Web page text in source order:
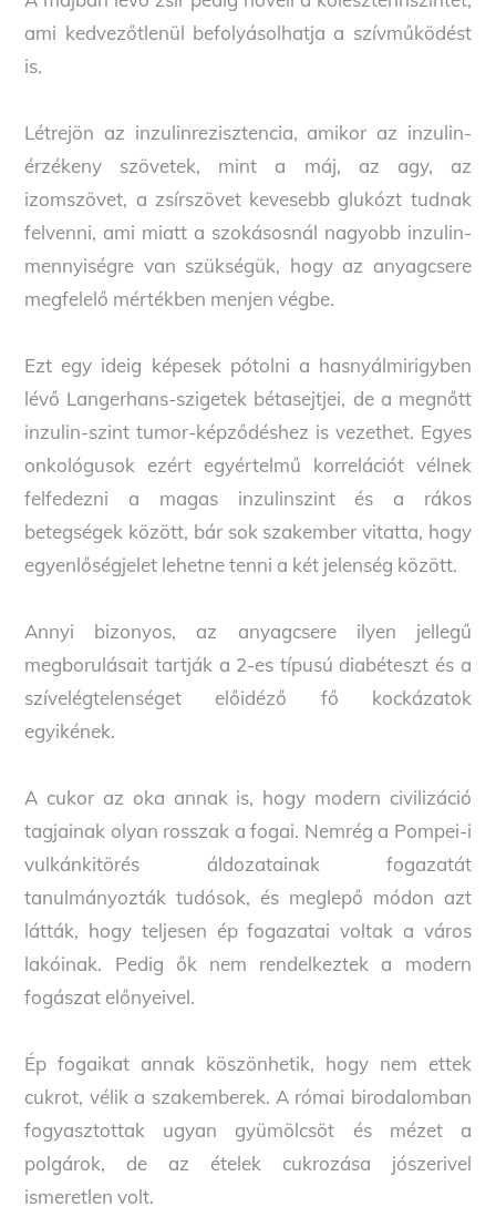
ami kedvezőtlenül befolyásolhatja a szívműködést
is.
Létrejön az inzulinrezisztencia, amikor az inzulin-
érzékeny szövetek, mint a máj, az agy, az
izomszövet, a zsírszövet kevesebb glukózt tudnak
felvenni, ami miatt a szokásosnál nagyobb inzulin-
mennyiségre van szükségük, hogy az anyagcsere
megfelelő mértékben menjen végbe.
Ezt egy ideig képesek pótolni a hasnyálmirigyben
lévő Langerhans-szigetek bétasejtjei, de a megnőtt
inzulin-szint tumor-képződéshez is vezethet. Egyes
onkológusok ezért egyértelmű korrelációt vélnek
felfedezni a magas inzulinszint és a rákos
betegségek között, bár sok szakember vitatta, hogy
egyenlőségjelet lehetne tenni a két jelenség között.
Annyi bizonyos, az anyagcsere ilyen jellegű
megborulásait tartják a 2-es típusú diabéteszt és a
szívelégtelenséget előidéző fő kockázatok
egyikének.
A cukor az oka annak is, hogy modern civilizáció
tagjainak olyan rosszak a fogai. Nemrég a Pompei-i
vulkánkitörés áldozatainak fogazatát
tanulmányozták tudósok, és meglepő módon azt
látták, hogy teljesen ép fogazatai voltak a város
lakóinak. Pedig ők nem rendelkeztek a modern
fogászat előnyeivel.
Ép fogaikat annak köszönhetik, hogy nem ettek
cukrot, vélik a szakemberek. A római birodalomban
fogyasztottak ugyan gyümölcsöt és mézet a
polgárok, de az ételek cukrozása jószerivel
ismeretlen volt.